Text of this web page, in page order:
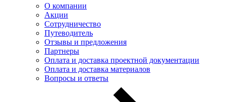
О компании
Акции
Сотрудничество
Путеводитель
Отзывы и предложения
Партнеры
Оплата и доставка проектной документации
Оплата и доставка материалов
Вопросы и ответы